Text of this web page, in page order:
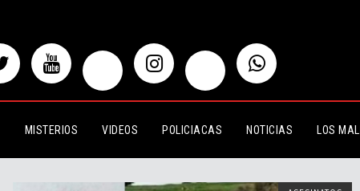
MISTERIOS VIDEOS POLICIACAS NOTICIAS LOS